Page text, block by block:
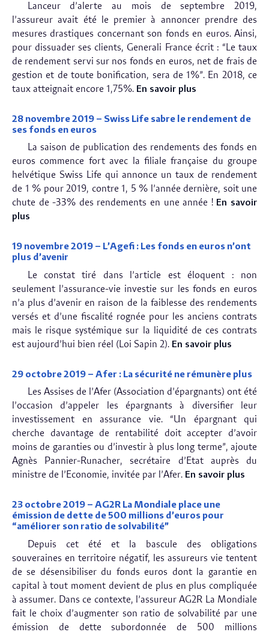
Lanceur d’alerte au mois de septembre 2019,
l’assureur avait été le premier à annoncer prendre des
mesures drastiques concernant son fonds en euros. Ainsi,
pour dissuader ses clients, Generali France écrit : “Le taux
de rendement servi sur nos fonds en euros, net de frais de
gestion et de toute bonification, sera de 1%”. En 2018, ce
taux atteignait encore 1,75%. En savoir plus
28 novembre 2019 – Swiss Life sabre le rendement de
ses fonds en euros
La saison de publication des rendements des fonds en
euros commence fort avec la filiale française du groupe
helvétique Swiss Life qui annonce un taux de rendement
de 1 % pour 2019, contre 1, 5 % l’année dernière, soit une
chute de -33% des rendements en une année ! En savoir
plus
19 novembre 2019 – L’Agefi : Les fonds en euros n’ont
plus d’avenir
Le constat tiré dans l’article est éloquent : non
seulement l’assurance-vie investie sur les fonds en euros
n’a plus d’avenir en raison de la faiblesse des rendements
versés et d’une fiscalité rognée pour les anciens contrats
mais le risque systémique sur la liquidité de ces contrats
est aujourd’hui bien réel (Loi Sapin 2). En savoir plus
29 octobre 2019 – Afer : La sécurité ne rémunère plus
Les Assises de l’Afer (Association d’épargnants) ont été
l’occasion d’appeler les épargnants à diversifier leur
investissement en assurance vie. “Un épargnant qui
cherche davantage de rentabilité doit accepter d’avoir
moins de garanties ou d’investir à plus long terme”, ajoute
Agnès Pannier-Runacher, secrétaire d’Etat auprès du
ministre de l’Economie, invitée par l’Afer. En savoir plus
23 octobre 2019 – AG2R La Mondiale place une
émission de dette de 500 millions d’euros pour
“améliorer son ratio de solvabilité”
Depuis cet été et la bascule des obligations
souveraines en territoire négatif, les assureurs vie tentent
de se désensibiliser du fonds euros dont la garantie en
capital à tout moment devient de plus en plus compliquée
à assumer. Dans ce contexte, l’assureur AG2R La Mondiale
fait le choix d’augmenter son ratio de solvabilité par une
émission de dette subordonnée de 500 millions